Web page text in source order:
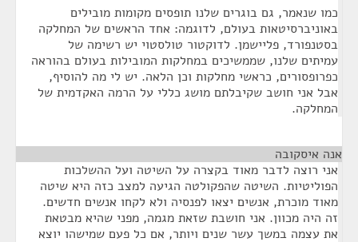
כמו שנאמר, גם בוגרים שלנו תופסים מקומות מובילים
באוניברסיטאות בעולם, לדוגמה: אחד הראשים של המחלקה
בסטנפורד, פליישמן. לדוקטור טולסטוי יש רשימה של
עמיתים שלנו, שממשיכים במחלקות המובילות בעולם בהוראה
כפרופסורים, כראשי מחלקות וכן הלאה. יש לי מה להוסיף,
אבל אני חושב שקיבלתם מושג כללי על הרמה האקדמית של
המחלקה.
אנה איסקובה
אני רוצה לדבר מאוד בקצרה על השיטה ועל ההשלכות
הפוליטיות. השיטה שהפקולטה הגיעה למצב כזה היא שיטה
מאוד מוכרת, אנשים יצאו לפנסיה ולא לקחו אנשים חדשים.
זה היה מכוון. אני חושבת שזאת מגמה, מפני שהיא מבטאת
את עצמה במשך עשר שנים ויותר, אם כל פעם שמישהו יוצא